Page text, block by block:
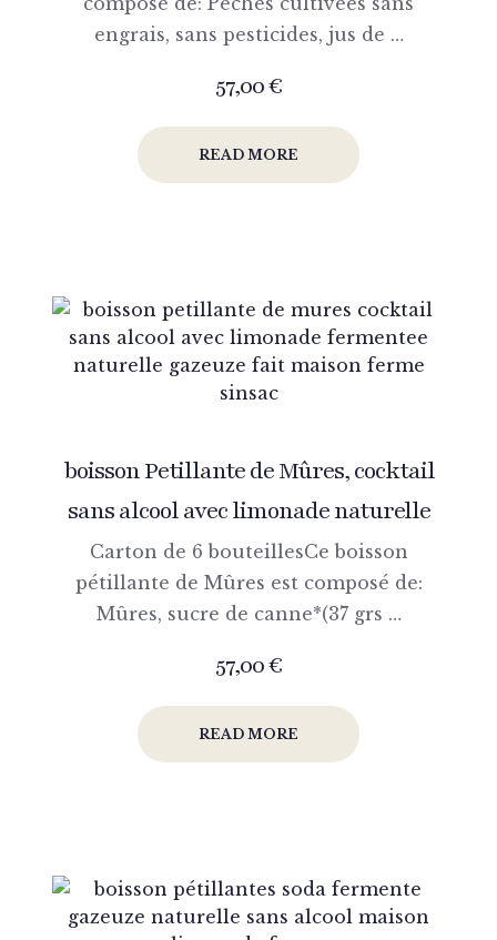
engrais, sans pesticides, jus de …
57,00€
READ MORE
boisson Petillante de Mûres, cocktail
sans alcool avec limonade naturelle
Carton de 6 bouteillesCe boisson
pétillante de Mûres est composé de:
Mûres, sucre de canne*(37 grs …
57,00€
READ MORE